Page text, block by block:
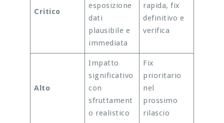
Critico
esposizione
dati
plausibile e
immediata
rapida, fix
definitivo e
verifica
Alto
Impatto
significativo
con
sfruttament
o realistico
Fix
prioritario
nel
prossimo
rilascio